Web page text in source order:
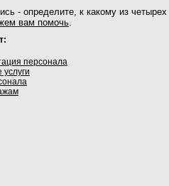
- определите, к какому из
вам помочь.
персонала
услуги